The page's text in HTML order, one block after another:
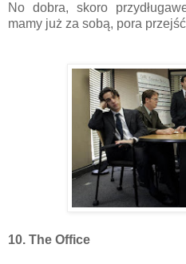
No dobra, skoro
mamy już za sobą, pora
10. The Office